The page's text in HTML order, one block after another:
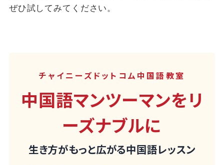
ぜひ試してみてください。
チャイニーズドットコム中国語教室
中国語マンツーマンをリ
ーズナブルに
生き方がもっと広がる中国語レッスン